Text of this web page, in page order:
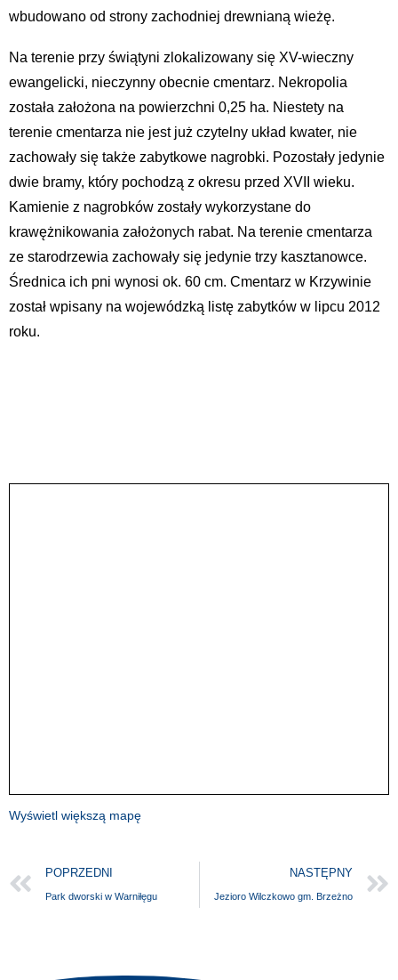
wbudowano od strony zachodniej drewnianą wieżę.
Na terenie przy świątyni zlokalizowany się XV-wieczny
ewangelicki, nieczynny obecnie cmentarz. Nekropolia
została założona na powierzchni 0,25 ha. Niestety na
terenie cmentarza nie jest już czytelny układ kwater, nie
zachowały się także zabytkowe nagrobki. Pozostały jedynie
dwie bramy, który pochodzą z okresu przed XVII wieku.
Kamienie z nagrobków zostały wykorzystane do
krawężnikowania założonych rabat. Na terenie cmentarza
ze starodrzewia zachowały się jedynie trzy kasztanowce.
Średnica ich pni wynosi ok. 60 cm. Cmentarz w Krzywinie
został wpisany na wojewódzką listę zabytków w lipcu 2012
roku.
Wyświetl większą mapę
POPRZEDNI
Park dworski w Warniłęgu
NASTĘPNY
Jezioro Wilczkowo gm. Brzeżno